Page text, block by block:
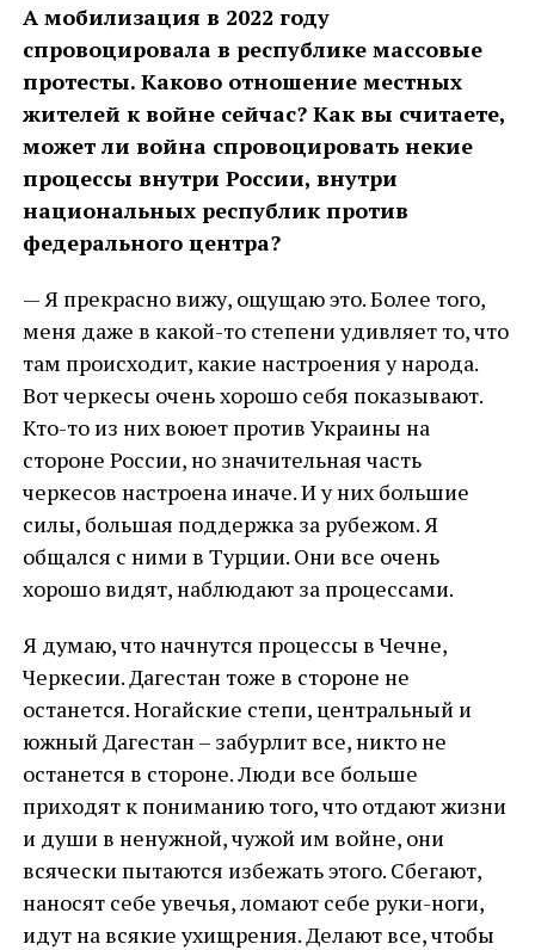
А мобилизация в 2022 году
спровоцировала в республике массовые
протесты. Каково отношение местных
жителей к войне сейчас? Как вы считаете,
может ли война спровоцировать некие
процессы внутри России, внутри
национальных республик против
федерального центра?
— Я прекрасно вижу, ощущаю это. Более того,
меня даже в какой-то степени удивляет то, что
там происходит, какие настроения у народа.
Вот черкесы очень хорошо себя показывают.
Кто-то из них воюет против Украины на
стороне России, но значительная часть
черкесов настроена иначе. И у них большие
силы, большая поддержка за рубежом. Я
общался с ними в Турции. Они все очень
хорошо видят, наблюдают за процессами.
Я думаю, что начнутся процессы в Чечне,
Черкесии. Дагестан тоже в стороне не
останется. Ногайские степи, центральный и
южный Дагестан – забурлит все, никто не
останется в стороне. Люди все больше
приходят к пониманию того, что отдают жизни
и души в ненужной, чужой им войне, они
всячески пытаются избежать этого. Сбегают,
наносят себе увечья, ломают себе руки-ноги,
идут на всякие ухищрения. Делают все, чтобы